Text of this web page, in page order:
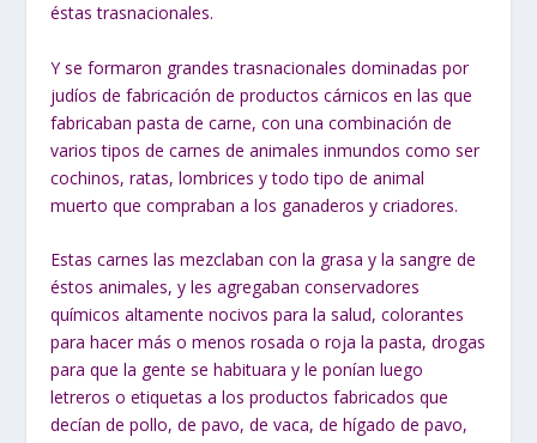
éstas trasnacionales.
Y se formaron grandes trasnacionales dominadas por
judíos de fabricación de productos cárnicos en las que
fabricaban pasta de carne, con una combinación de
varios tipos de carnes de animales inmundos como ser
cochinos, ratas, lombrices y todo tipo de animal
muerto que compraban a los ganaderos y criadores.
Estas carnes las mezclaban con la grasa y la sangre de
éstos animales, y les agregaban conservadores
químicos altamente nocivos para la salud, colorantes
para hacer más o menos rosada o roja la pasta, drogas
para que la gente se habituara y le ponían luego
letreros o etiquetas a los productos fabricados que
decían de pollo, de pavo, de vaca, de hígado de pavo,